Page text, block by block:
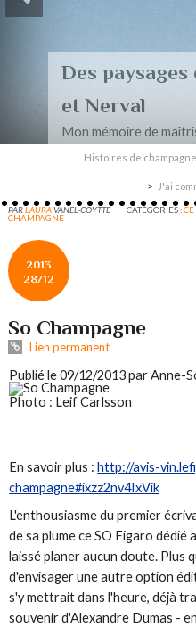
Des
et Nerval
Mon mémoire de
Histoires de
J'ai
PARLAURAVANEL-COYTTE CATÉGORIES :
CHAMPAGNE
2013
28/12
So Champagne
Lien permanent
Publié le 09/12/2013 par Anne-
Photo : Leif Carlsson
En savoir plus :http://avis-
champagne#ixzz2nv4IxVik
L'enthousiasme du premier
de sa plume ce SO Figaro dédié
laissé planer aucun doute. Plus
d'envisager une autre option
s'y mettrait dans l'heure, déjà
souvenir d'Alexandre Dumas -